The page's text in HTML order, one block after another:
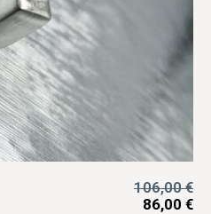
106,00€
86,00 €